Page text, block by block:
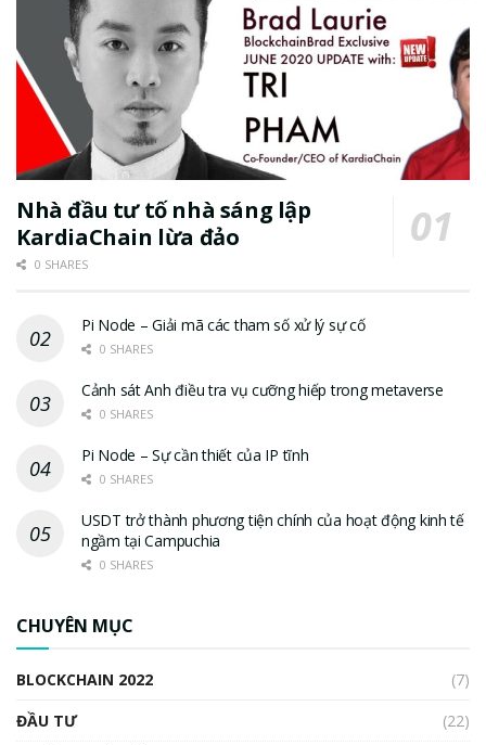
Nhà đầu tư tố nhà sáng lập
KardiaChain lừa đảo
0 SHARES
Pi Node – Giải mã các tham số xử lý sự cố
0 SHARES
Cảnh sát Anh điều tra vụ cưỡng hiếp trong metaverse
0 SHARES
Pi Node – Sự cần thiết của IP tĩnh
0 SHARES
USDT trở thành phương tiện chính của hoạt động kinh tế
ngầm tại Campuchia
0 SHARES
CHUYÊN MỤC
BLOCKCHAIN 2022
(7)
ĐẦU TƯ
(22)